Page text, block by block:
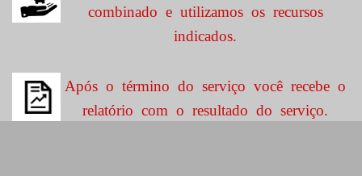
combinado e utilizamos os recursos
indicados.
Após o término do serviço você recebe o
relatório com o resultado do serviço.